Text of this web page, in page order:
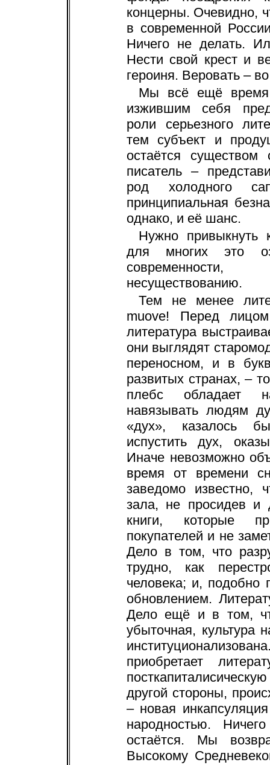
концерны. Очевидно,
в современной
Ничего не делать.
Нести свой крест и
героиня. Веровать –
Мы всё ещё время
изжившим себя
роли серьезного
тем субъект и
остаётся существом
писатель –
род холодного
принципиальная
однако, и её шанс.
Нужно привыкнуть
для многих это
несуществованию.
Тем не менее
muove! Перед лицом
литература
они выглядят
переносном, и в
развитых странах, –
плебс обладает
навязывать людям
«дух», казалось
испустить дух,
Иначе невозможно
время от времени
заведомо известно,
зала, не просидев и
книги, которые
покупателей и не
Дело в том, что
трудно, как
человека; и, подобно
обновлением.
Дело ещё и в том,
убыточная, культура
приобретает
другой стороны,
– новая
народностью.
остаётся. Мы
Высокому